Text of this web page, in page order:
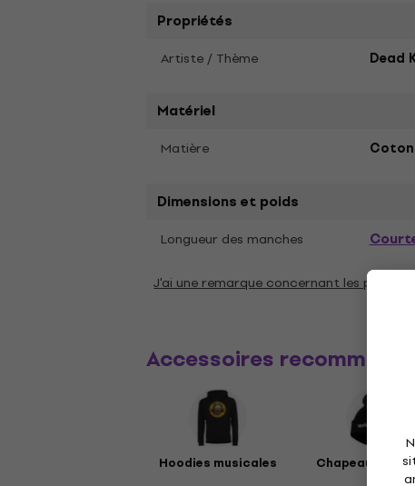
Propriétés
Artiste / Thème Dead
Matériel
Matière Coton
Dimensions et poids
Longueur des manches
J'ai une remarque concernant les
Accessoires recommandés
Hoodies musicales Chapeaux